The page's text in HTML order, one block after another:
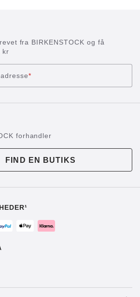
fra BIRKENSTOCK og få
kr
*
forhandler
FIND EN BUTIKS